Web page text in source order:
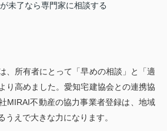
未了なら専門家に相談する
、所有者にとって「早めの相談」と「適
り高めました。愛知宅建協会との連携協
MIRAI不動産の協力事業者登録は、地域
うえで大きな力になります。